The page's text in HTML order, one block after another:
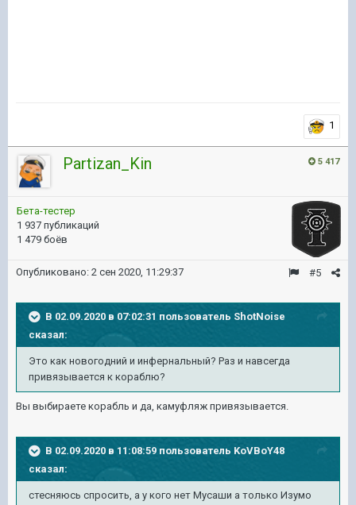
1
5 417
Partizan_Kin
Бета-тестер
1 937 публикаций
1 479 боёв
#5
Опубликовано: 2 сен 2020, 11:29:37
В 02.09.2020 в 07:02:31 пользователь ShotNoise
сказал:
Это как новогодний и инфернальный? Раз и навсегда
привязывается к кораблю?
Вы выбираете корабль и да, камуфляж привязывается.
В 02.09.2020 в 11:08:59 пользователь KoVBoY48
сказал:
стесняюсь спросить, а у кого нет Мусаши а только Изумо